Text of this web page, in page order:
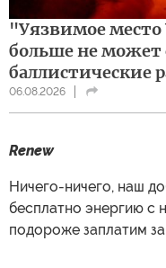
"Уязвимое
больше не может
баллистические
06.08.2026
Renew
Ничего-ничего, наш
бесплатно энергию с
подороже заплатим